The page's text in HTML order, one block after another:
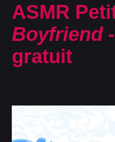
ASMR
Boyfriend-
gratuit